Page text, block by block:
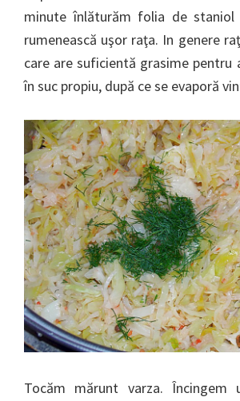
minute înlăturăm folia de
rumenească uşor raţa. In genere
care are suficientă grasime pentru
în suc propiu, după ce se evaporă
Tocăm mărunt varza. Încingem